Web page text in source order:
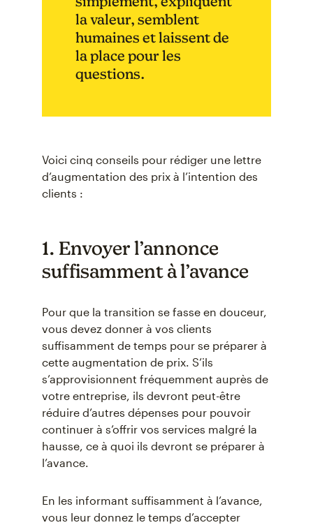
la valeur, semblent
humaines et laissent de
la place pour les
questions.
Voici cinq conseils pour rédiger une lettre
d’augmentation des prix à l’intention des
clients :
1. Envoyer l’annonce
suffisamment à l’avance
Pour que la transition se fasse en douceur,
vous devez donner à vos clients
suffisamment de temps pour se préparer à
cette augmentation de prix. S’ils
s’approvisionnent fréquemment auprès de
votre entreprise, ils devront peut-être
réduire d’autres dépenses pour pouvoir
continuer à s’offrir vos services malgré la
hausse, ce à quoi ils devront se préparer à
l’avance.
En les informant suffisamment à l’avance,
vous leur donnez le temps d’accepter